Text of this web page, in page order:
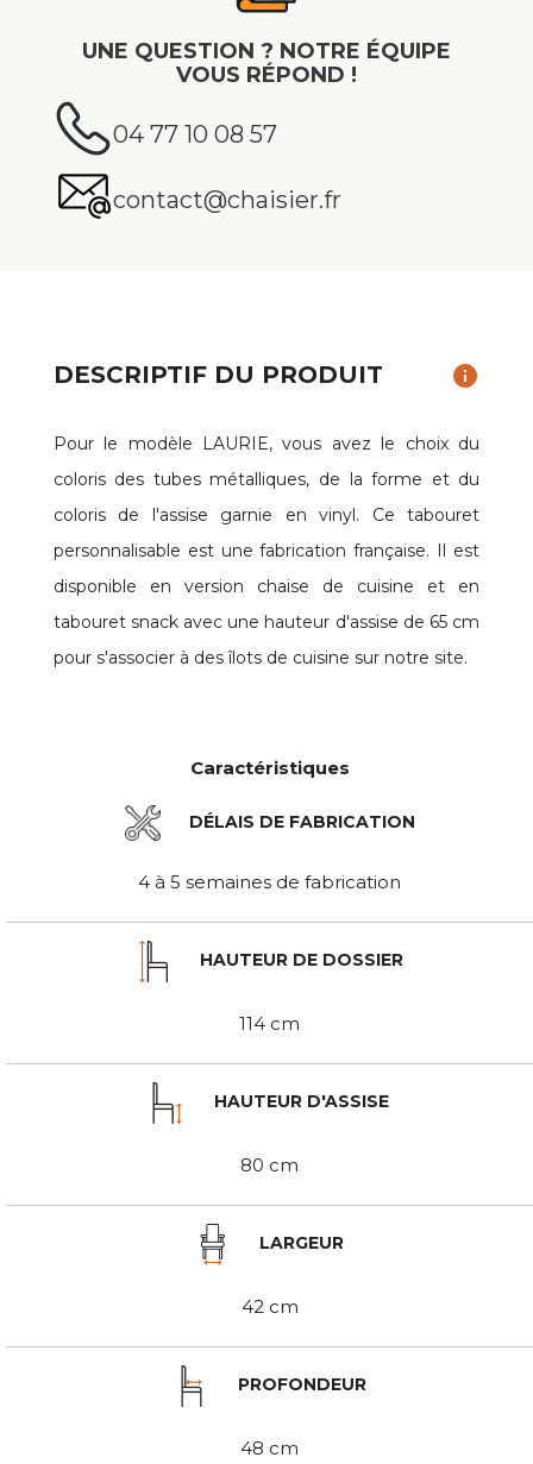
UNE QUESTION ? NOTRE ÉQUIPE
VOUS RÉPOND !
04 77 10 08 57
contact@chaisier.fr
DESCRIPTIF DU PRODUIT info
Pour le modèle LAURIE, vous avez le choix du
coloris des tubes métalliques, de la forme et du
coloris de l'assise garnie en vinyl. Ce tabouret
personnalisable est une fabrication française. Il est
disponible en version chaise de cuisine et en
tabouret snack avec une hauteur d'assise de 65 cm
pour s'associer à des îlots de cuisine sur notre site.
Caractéristiques
DÉLAIS DE FABRICATION
4 à 5 semaines de fabrication
HAUTEUR DE DOSSIER
114 cm
HAUTEUR D'ASSISE
80 cm
LARGEUR
42 cm
PROFONDEUR
48 cm